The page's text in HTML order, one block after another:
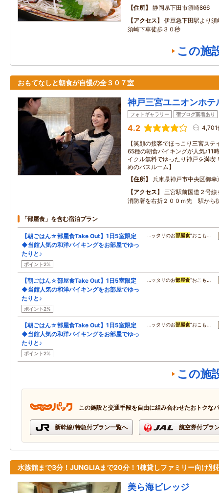
住所
静岡県下田市須崎866
アクセス
伊豆急下田駅より
須崎下車徒歩３０秒
この施
おもてなしと朝食が自慢の全３０７室
神戸三宮ユニオンホテ
フォトギャラリー 宿ブログ新着あり
4.2 4,701
【笑顔の接客でほっこり三宮ス
65種の朝食バイキングが人気♪11
イクル無料でゆったり神戸を満
めのバスルーム】
住所
兵庫県神戸市中央区御
アクセス
三宮駅前国道２号
消防署を右折２００ｍ先 駅から
「部屋食」を含む宿泊プラン
【朝ごはん☆部屋食Take Out】1日5室限定
◆当館人気の和洋バイキングをお部屋でゆっ
たりと♪
ポイント2%
…ッタリのお部屋食”おこも…
【朝ごはん☆部屋食Take Out】1日5室限定
◆当館人気の和洋バイキングをお部屋でゆっ
たりと♪
ポイント2%
…ッタリのお部屋食”おこも…
【朝ごはん☆部屋食Take Out】1日5室限定
◆当館人気の和洋バイキングをお部屋でゆっ
たりと♪
ポイント2%
…ッタリのお部屋食”おこも…
この施
この施設と交通手段を自由に組み合わせたおトクな
新幹線/特急付プラン一覧へ 航空券付プラ
水族館まで3分！JUNGLIAまで20分！1棟貸しファミリー向け別
美ら海ビレッジ